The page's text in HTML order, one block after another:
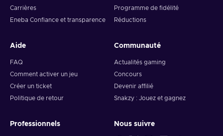
Carrières
Eneba Confiance et transparence
Programme de fidélité
Réductions
Aide
FAQ
Comment activer un jeu
Créer un ticket
Politique de retour
Communauté
Actualités gaming
Concours
Devenir affilié
Snakzy : Jouez et gagnez
Professionnels Nous suivre